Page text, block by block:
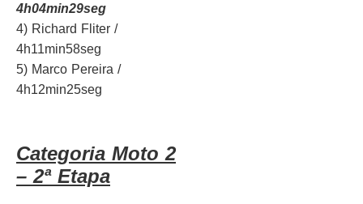
4h04min29seg
4) Richard Fliter /
4h11min58seg
5) Marco Pereira /
4h12min25seg
Categoria Moto 2
– 2ª Etapa